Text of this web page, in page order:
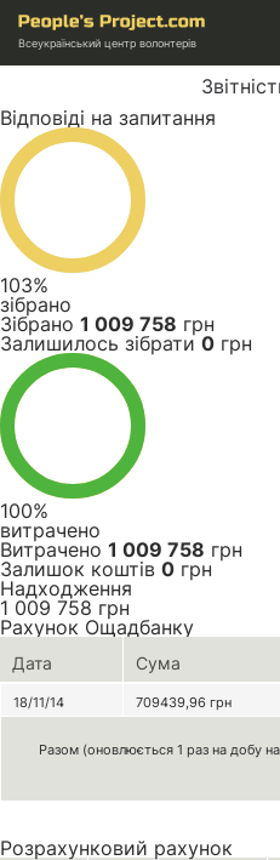
Всеукраїнський центр волонтерів
Відповіді на запитання
103%
зібрано
Зібрано 1 009 758 грн
Залишилось зібрати 0 грн
100%
витрачено
Витрачено 1 009 758 грн
Залишок коштів 0 грн
Надходження
1 009 758 грн
Рахунок Ощадбанку
Дата Сума
18/11/14 709439,96 грн
Разом (оновлюється 1 раз на добу на
Розрахунковий рахунок